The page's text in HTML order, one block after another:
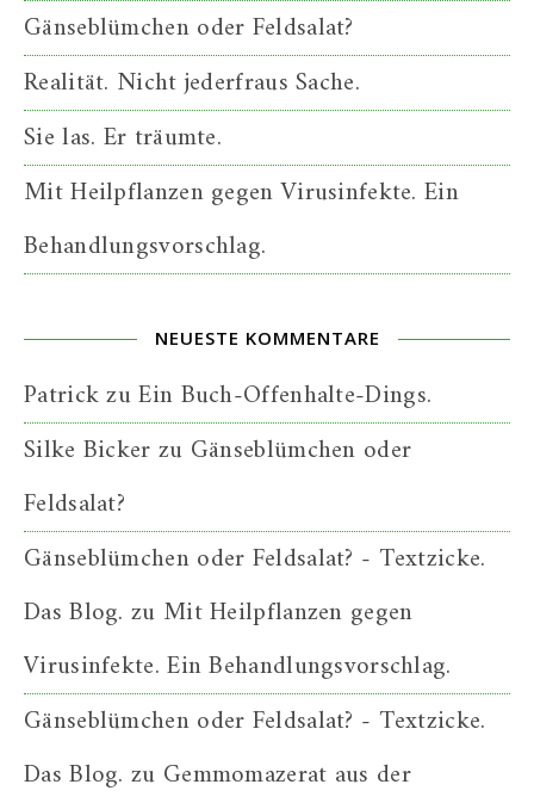
Gänseblümchen oder Feldsalat?
Realität. Nicht jederfraus Sache.
Sie las. Er träumte.
Mit Heilpflanzen gegen Virusinfekte. Ein
Behandlungsvorschlag.
NEUESTE KOMMENTARE
PatrickzuEin Buch-Offenhalte-Dings.
Silke Bickerzu Gänseblümchen oder
Feldsalat?
Gänseblümchen oder Feldsalat? - Textzicke.
Das Blog. zu Mit Heilpflanzen gegen
Virusinfekte. Ein Behandlungsvorschlag.
Gänseblümchen oder Feldsalat? - Textzicke.
Das Blog. zu Gemmomazerat aus der